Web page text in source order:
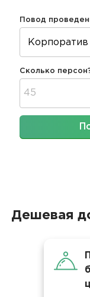
Повод
Сколько
Дешевая